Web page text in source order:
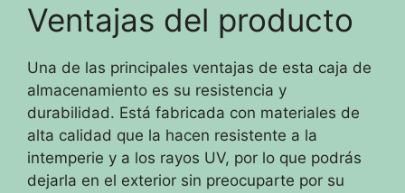
Ventajas del producto
Una de las principales ventajas de esta caja de
almacenamiento es su resistencia y
durabilidad. Está fabricada con materiales de
alta calidad que la hacen resistente a la
intemperie y a los rayos UV, por lo que podrás
dejarla en el exterior sin preocuparte por su